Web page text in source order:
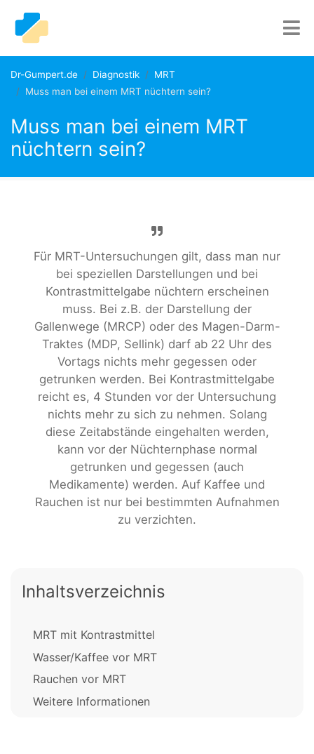
Dr-Gumpert.de Diagnostik
MRT
Muss man bei einem MRT nüchtern sein?
Muss man bei einem MRT
nüchtern sein?
Für MRT-Untersuchungen gilt, dass man nur
bei speziellen Darstellungen und bei
Kontrastmittelgabe nüchtern erscheinen
muss. Bei z.B. der Darstellung der
Gallenwege (MRCP) oder des Magen-Darm-
Traktes (MDP, Sellink) darf ab 22 Uhr des
Vortags nichts mehr gegessen oder
getrunken werden. Bei Kontrastmittelgabe
reicht es, 4 Stunden vor der Untersuchung
nichts mehr zu sich zu nehmen. Solang
diese Zeitabstände eingehalten werden,
kann vor der Nüchternphase normal
getrunken und gegessen (auch
Medikamente) werden. Auf Kaffee und
Rauchen ist nur bei bestimmten Aufnahmen
zu verzichten.
Inhaltsverzeichnis
MRT mit Kontrastmittel
Wasser/Kaffee vor MRT
Rauchen vor MRT
Weitere Informationen